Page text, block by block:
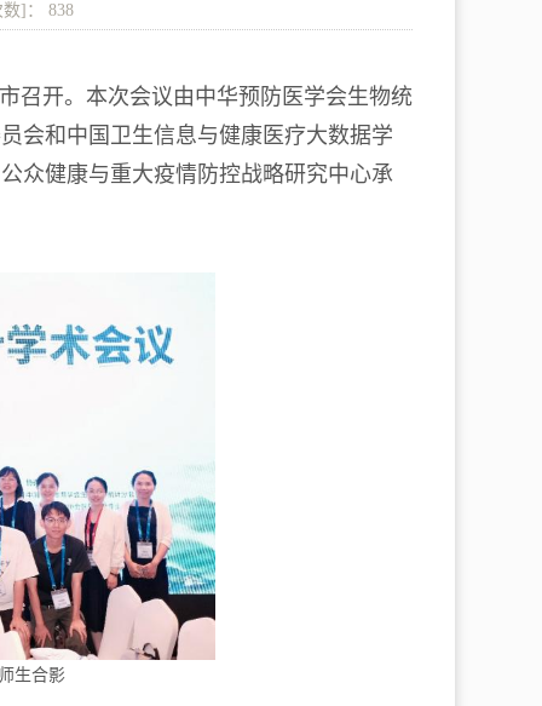
]： 838
召开。本次会议由中华预防医学会生物统
会和中国卫生信息与健康医疗大数据学
众健康与重大疫情防控战略研究中心承
生合影